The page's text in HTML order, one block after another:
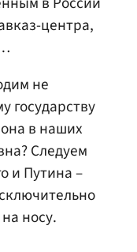
центра,
не
государству
в наших
Следуем
и Путина –
носу.